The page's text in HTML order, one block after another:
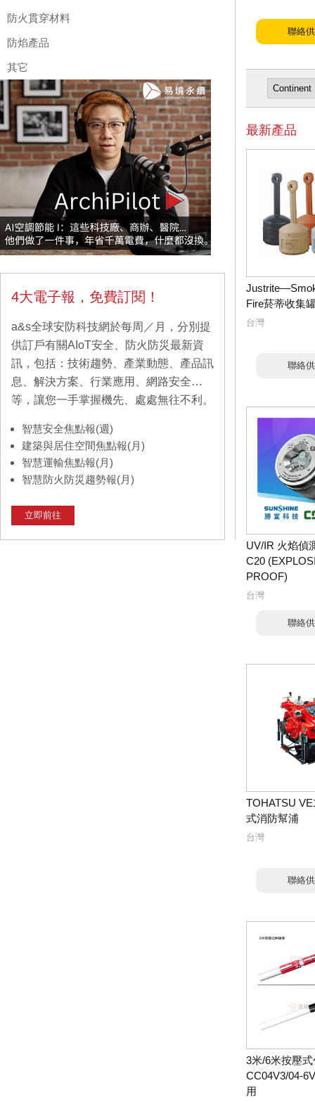
防火貫穿材料
防焰產品
其它
4大電子報，免費訂閱！
a&s全球安防科技網於每周／月，分別提
供訂戶有關AIoT安全、防火防災最新資
訊，包括：技術趨勢、產業動態、產品訊
息、解決方案、行業應用、網路安全…
等，讓您一手掌握機先、處處無往不利。
智慧安全焦點報(週)
建築與居住空間焦點報(月)
智慧運輸焦點報(月)
智慧防火防災趨勢報(月)
立即前往
聯絡
最新產品
Fire菸蒂收集
台灣
聯絡
UV/IR 火焰偵
C20
PROOF)
台灣
聯絡
TOHATSU
式消防幫浦
台灣
聯絡
3米/6米按壓
CC04V3/04-
用